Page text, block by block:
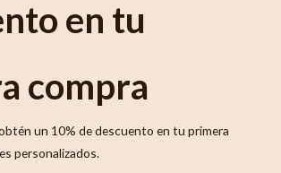
en tu
compra
un 10% de descuento en tu primera
personalizados.